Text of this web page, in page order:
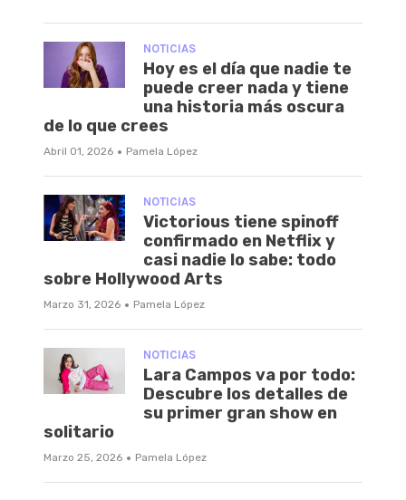
NOTICIAS
Hoy es el día que nadie te
puede creer nada y tiene
una historia más oscura
de lo que crees
Abril 01, 2026 · Pamela López
NOTICIAS
Victorious tiene spinoff
confirmado en Netflix y
casi nadie lo sabe: todo
sobre Hollywood Arts
Marzo 31, 2026 · Pamela López
NOTICIAS
Lara Campos va por todo:
Descubre los detalles de
su primer gran show en
solitario
Marzo 25, 2026 · Pamela López